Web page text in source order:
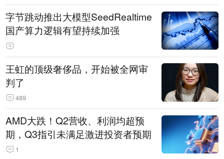
字节跳动推出大模型SeedRealtime
国产算力逻辑有望持续加强
王虹的顶级奢侈品，开始被全网审
判了
489
AMD大跌！Q2营收、利润均超预
期，Q3指引未满足激进投资者预期
1